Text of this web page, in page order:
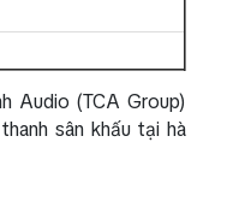
Audio (TCA Group)
sân khấu tại hà